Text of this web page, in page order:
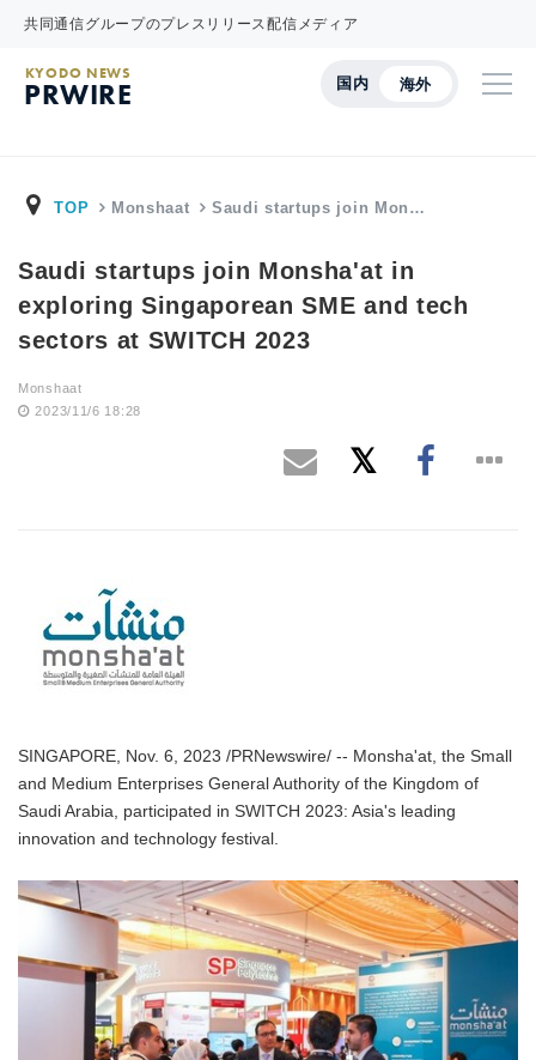
共同通信グループのプレスリリース配信メディア
国内 海外
KYODO NEWS
PRWIRE
TOP Monshaat Saudi startups join Mon…
Saudi startups join Monsha'at in
exploring Singaporean SME and tech
sectors at SWITCH 2023
Monshaat
2023/11/6 18:28
SINGAPORE, Nov. 6, 2023 /PRNewswire/ -- Monsha'at, the Small
and Medium Enterprises General Authority of the Kingdom of
Saudi Arabia, participated in SWITCH 2023: Asia's leading
innovation and technology festival.